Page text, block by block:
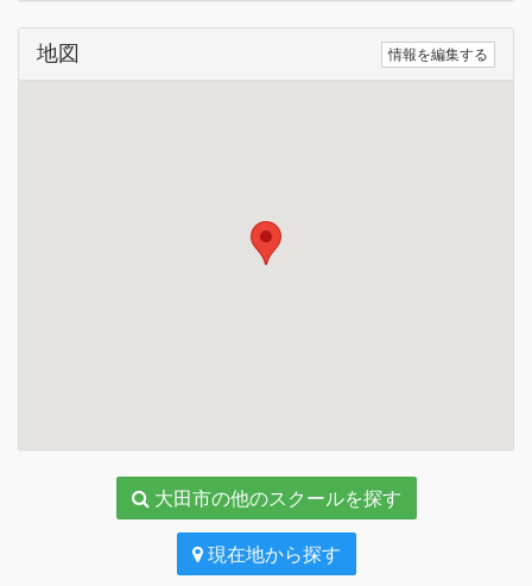
地図 情報を編集する
大田市の他のスクールを探す
現在地から探す